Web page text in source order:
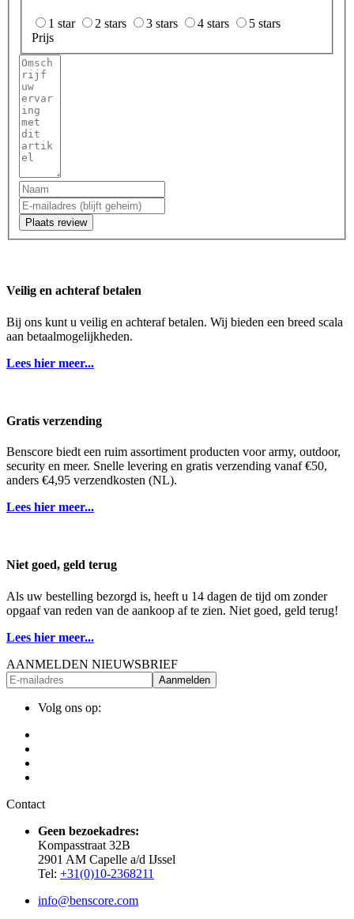
1 star 2 stars 3 stars 4 stars
5 stars
Prijs
Plaats review
Veilig en achteraf betalen
Bij ons kunt u veilig en achteraf betalen. Wij bieden een breed scala
aan betaalmogelijkheden.
Lees hier meer...
Gratis verzending
Benscore biedt een ruim assortiment producten voor army, outdoor,
security en meer. Snelle levering en gratis verzending vanaf €50,
anders €4,95 verzendkosten (NL).
Lees hier meer...
Niet goed, geld terug
Als uw bestelling bezorgd is, heeft u 14 dagen de tijd om zonder
opgaaf van reden van de aankoop af te zien. Niet goed, geld terug!
Lees hier meer...
AANMELDEN NIEUWSBRIEF
Aanmelden
Volg ons op:
Contact
Geen bezoekadres:
Kompasstraat 32B
2901 AM Capelle a/d IJssel
Tel: +31(0)10-2368211
info@benscore.com